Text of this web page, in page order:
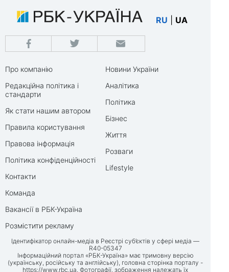
RU UA
Про компанію
Редакційна політика і
стандарти
Як стати нашим автором
Правила користування
Правова інформація
Політика конфіденційності
Контакти
Команда
Вакансії в РБК-Україна
Розмістити рекламу
Новини України
Аналітика
Політика
Бізнес
Життя
Розваги
Lifestyle
Ідентифікатор онлайн-медіа в Реєстрі суб’єктів у сфері медіа —
R40-05347
Інформаційний портал «РБК-Україна» має тримовну версію
(українську, російську та англійську), головна сторінка порталу -
https://www.rbc.ua. Фотографії, зображення належать їх